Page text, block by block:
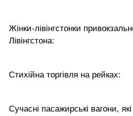
Жінки-лівінгстонки
Лівінгстона:
Стихійна торгівля на рейках:
Сучасні пасажирські вагони,